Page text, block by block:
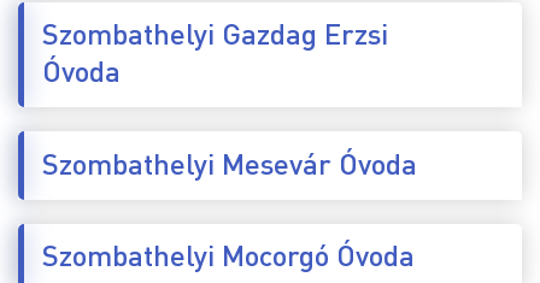
Szombathelyi Gazdag Erzsi
Óvoda
Szombathelyi Mesevár Óvoda
Szombathelyi Mocorgó Óvoda